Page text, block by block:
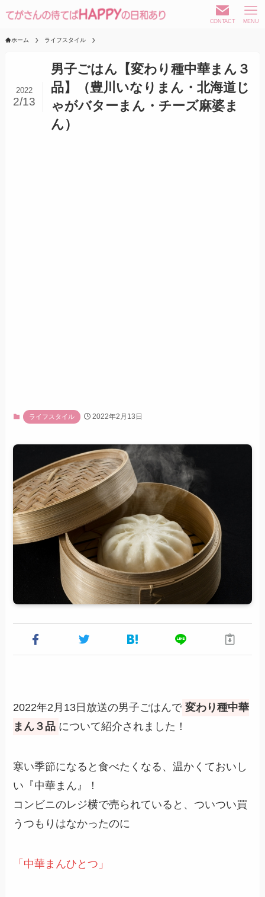
CONTACT MENU
ホーム ライフスタイル
男子ごはん【変わり種中華まん３
品】（豊川いなりまん・北海道じ
ゃがバターまん・チーズ麻婆ま
ん）
2022
2/13
ライフスタイル 2022年2月13日
2022年2月13日放送の男子ごはんで 変わり種中華
まん３品 について紹介されました！
寒い季節になると食べたくなる、温かくておいし
い『中華まん』！
コンビニのレジ横で売られていると、ついつい買
うつもりはなかったのに
「中華まんひとつ」